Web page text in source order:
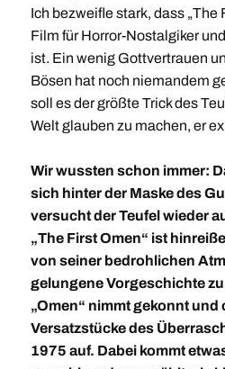
Ich bezweifle stark, dass „The
Film für Horror-Nostalgiker
ist. Ein wenig Gottvertrauen
Bösen hat noch niemandem
soll es der größte Trick des
Welt glauben zu machen, er
Wir wussten schon immer:
sich hinter der Maske des
versucht der Teufel wieder
„The First Omen“ ist
von seiner bedrohlichen
gelungene Vorgeschichte
„Omen“ nimmt gekonnt und
Versatzstücke des
1975 auf. Dabei kommt